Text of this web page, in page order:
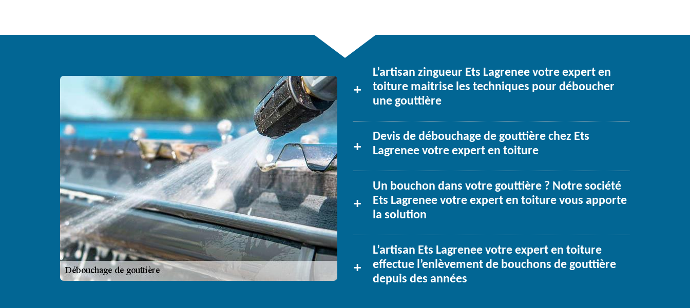
L’artisan zingueur Ets Lagrenee votre expert en
toiture maitrise les techniques pour déboucher
une gouttière
Devis de débouchage de gouttière chez Ets
Lagrenee votre expert en toiture
Un bouchon dans votre gouttière ? Notre société
Ets Lagrenee votre expert en toiture vous apporte
la solution
L’artisan Ets Lagrenee votre expert en toiture
effectue l’enlèvement de bouchons de gouttière
depuis des années